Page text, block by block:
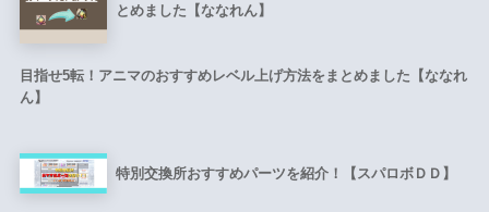
とめました【ななれん】
目指せ5転！アニマのおすすめレベル上げ方法をまとめました【ななれ
ん】
特別交換所おすすめパーツを紹介！【スパロボＤＤ】